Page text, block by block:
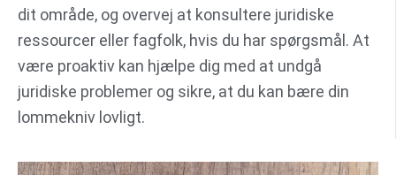
dit område, og overvej at konsultere juridiske
ressourcer eller fagfolk, hvis du har spørgsmål. At
være proaktiv kan hjælpe dig med at undgå
juridiske problemer og sikre, at du kan bære din
lommekniv lovligt.